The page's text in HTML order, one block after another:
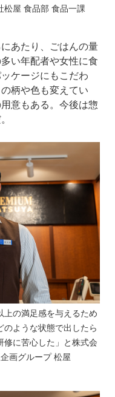
松屋 食品部 食品一課
あたり、ごはんの量
い年配者や女性に食
ケージにもこだわ
柄や色も変えてい
意もある。今後は惣
上の満足感を与えるため
のような状態で出したら
修に苦心した」と株式会
画グループ 松屋